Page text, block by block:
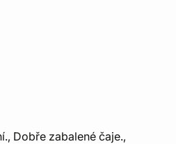
Dobře zabalené čaje.,